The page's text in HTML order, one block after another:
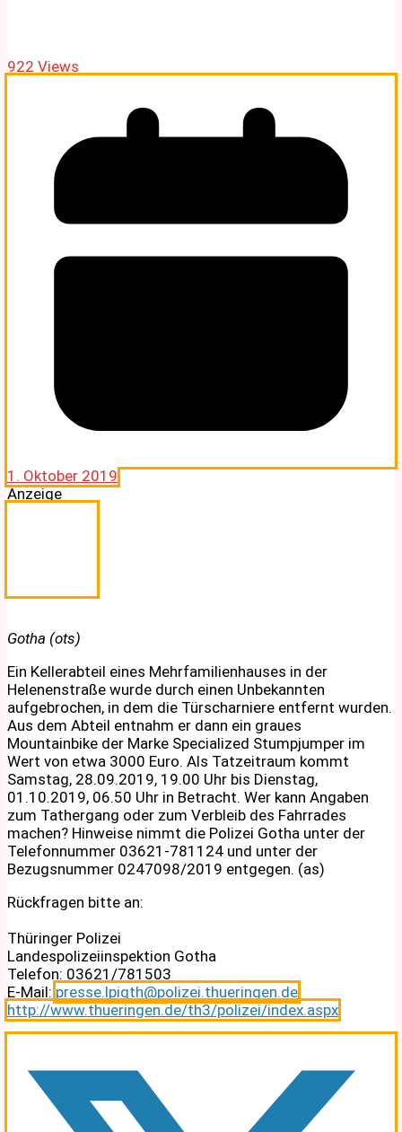
922 Views
1. Oktober 2019
Anzeige
Gotha (ots)
Ein Kellerabteil eines Mehrfamilienhauses in der
Helenenstraße wurde durch einen Unbekannten
aufgebrochen, in dem die Türscharniere entfernt wurden.
Aus dem Abteil entnahm er dann ein graues
Mountainbike der Marke Specialized Stumpjumper im
Wert von etwa 3000 Euro. Als Tatzeitraum kommt
Samstag, 28.09.2019, 19.00 Uhr bis Dienstag,
01.10.2019, 06.50 Uhr in Betracht. Wer kann Angaben
zum Tathergang oder zum Verbleib des Fahrrades
machen? Hinweise nimmt die Polizei Gotha unter der
Telefonnummer 03621-781124 und unter der
Bezugsnummer 0247098/2019 entgegen. (as)
Rückfragen bitte an:
Thüringer Polizei
Landespolizeiinspektion Gotha
Telefon: 03621/781503
E-Mail: presse.lpigth@polizei.thueringen.de
http://www.thueringen.de/th3/polizei/index.aspx